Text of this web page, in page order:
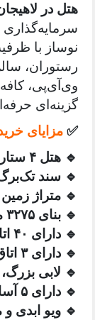
لاهیجان،
در
با ظرفیت
سالن
کافه و
حرفه‌ای
خرید این
لاهیجان
تک‌برگ و
زمین ۱۲۵۰۰ متر مربع
در ۷ طبقه
مستر هتلی
وی‌آی‌پی ۸۰ متری
بزرگ،
آسانسور
ابدی و